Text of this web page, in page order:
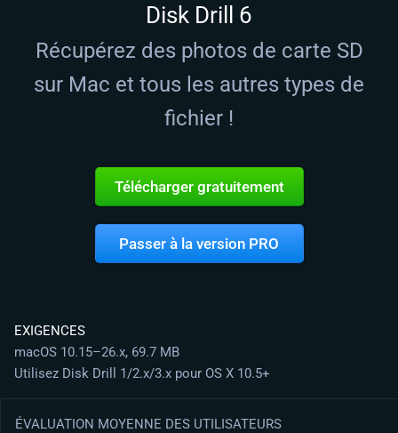
Disk Drill 6
Récupérez des photos de carte SD
sur Mac et tous les autres types de
fichier !
Télécharger gratuitement
Passer à la version PRO
EXIGENCES
macOS 10.15–26.x, 69.7 MB
Utilisez Disk Drill 1/2.x/3.x pour OS X 10.5+
ÉVALUATION MOYENNE DES UTILISATEURS